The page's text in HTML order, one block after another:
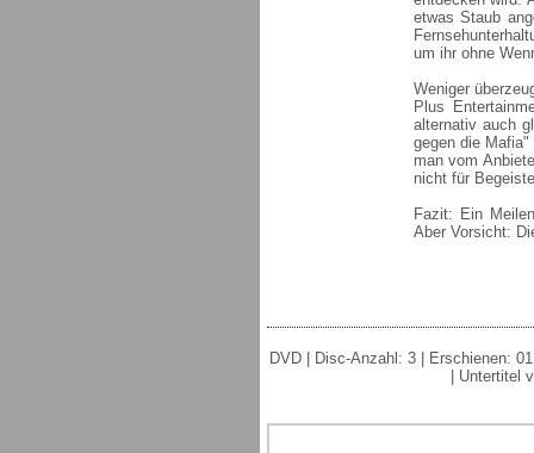
etwas Staub
um ihr ohne
Weniger
Plus
alternativ auch
gegen die
man vom
nicht für
Fazit: Ein
Aber Vorsicht:
DVD | Disc-Anzahl: 3 | Erschienen:
| Untertitel